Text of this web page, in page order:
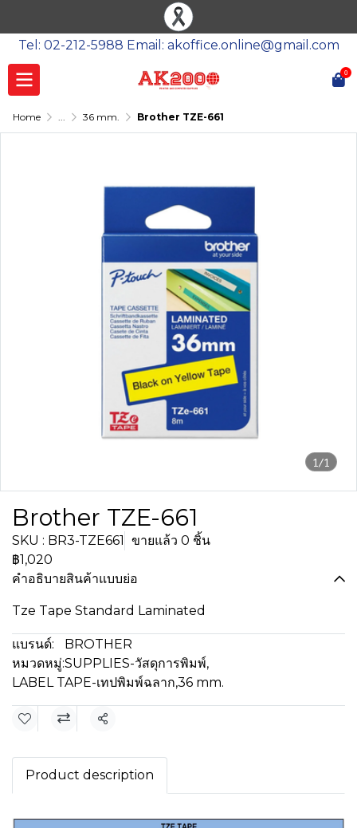
Tel: 02-212-5988 Email: akoffice.online@gmail.com
0
Home ... 36 mm. Brother TZE-661
1/1
Brother TZE-661
SKU : BR3-TZE661 ขายแล้ว 0 ชิ้น
฿1,020
คำอธิบายสินค้าแบบย่อ
Tze Tape Standard Laminated
แบรนด์:
BROTHER
หมวดหมู่:SUPPLIES-วัสดุการพิมพ์,
LABEL TAPE-เทปพิมพ์ฉลาก,36 mm.
แชร์
Product description